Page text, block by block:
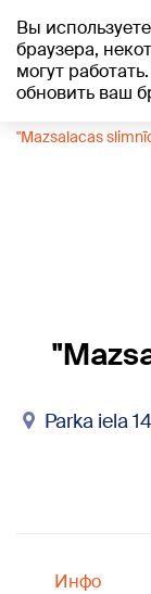
Вы
браузера,
могут
обновить ваш
+27
"Mazsalacas
Parka iela
Инфо